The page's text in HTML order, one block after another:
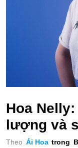
Hoa
lượng và
Theo Ái Hoa trong